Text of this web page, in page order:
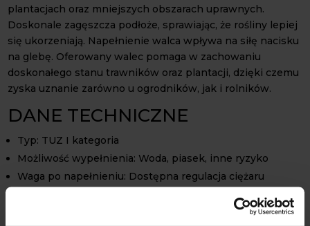
plantacjach oraz mniejszych obszarach uprawnych.
Doskonale zagęszcza podłoże, sprawiając, że rośliny lepiej
się ukorzeniają. Napełnienie walca wpływa na siłę nacisku
na glebę. Oferowany walec pomaga w zachowaniu
doskonałego stanu trawników oraz plantacji, dzięki czemu
zyska uznanie zarówno u ogrodników, jak i rolników.
DANE TECHNICZNE
Typ: TUZ I kategoria
Możliwość wypełnienia: Woda, piasek, inne ryzyko
Waga po napełnieniu: Dostępna regulacja ciężaru